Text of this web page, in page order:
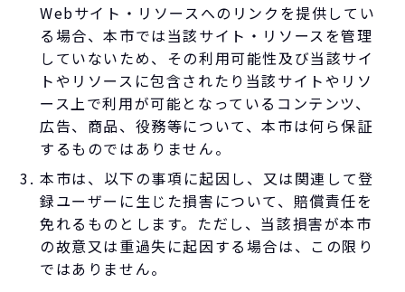
Webサイト・リソースへのリンクを提供してい
る場合、本市では当該サイト・リソースを管理
していないため、その利用可能性及び当該サイ
トやリソースに包含されたり当該サイトやリソ
ース上で利用が可能となっているコンテンツ、
広告、商品、役務等について、本市は何ら保証
するものではありません。
本市は、以下の事項に起因し、又は関連して登
録ユーザーに生じた損害について、賠償責任を
免れるものとします。ただし、当該損害が本市
の故意又は重過失に起因する場合は、この限り
ではありません。